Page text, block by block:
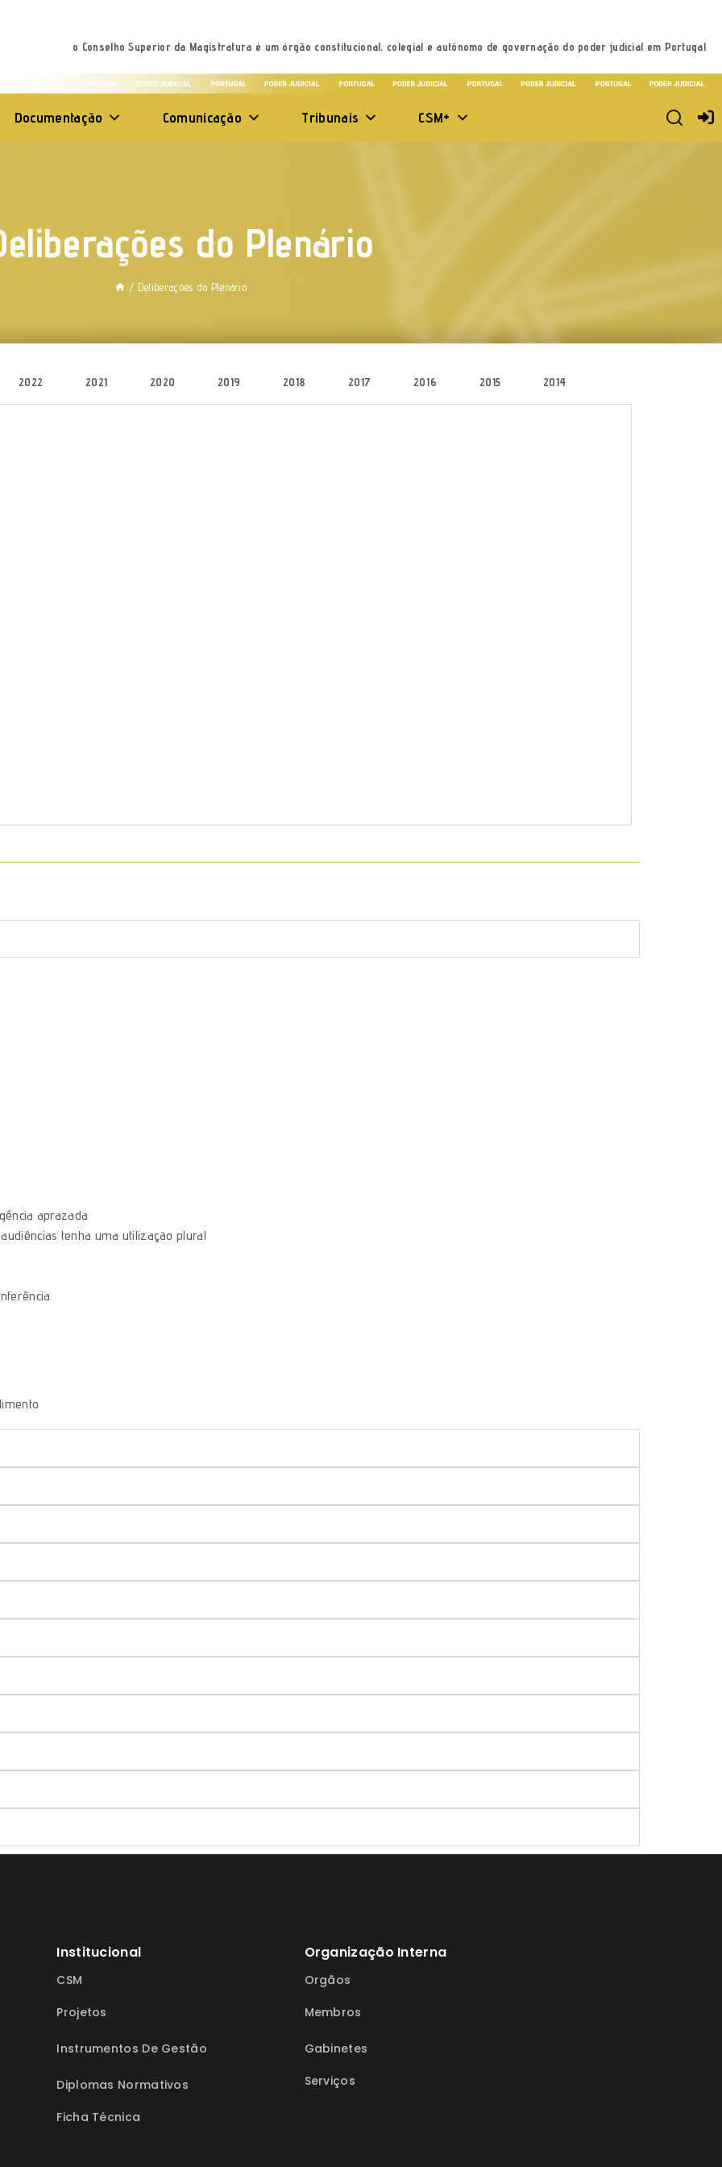
o Conselho Superior da Magistratura é um órgão constitucional, colegial e autónomo de governação do poder judicial em Portugal
Documentação Comunicação Tribunais CSM+
do Plenário
/ Deliberações do Plenário
2022 2021 2020 2019 2018 2017 2016 2015 2014
aprazada
tenha uma utilização plural
Institucional
CSM
Projetos
Instrumentos De Gestão
Diplomas Normativos
Ficha Técnica
Organização Interna
Orgãos
Membros
Gabinetes
Serviços